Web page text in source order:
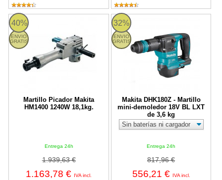
40%
ENVIO
GRATIS
Martillo Picador Makita
HM1400 1240W 18,1kg.
Entrega 24h
1.939,63 €
1.163,78 € IVA incl.
Martillo Picador Makita HM1400 1240W 18,1kg.
32%
ENVIO
GRATIS
Makita DHK180Z - Martillo
mini-demoledor 18V BL LXT
de 3,6 kg
Entrega 24h
817,96 €
556,21 € IVA incl.
Makita DHK180Z - Martillo mini-